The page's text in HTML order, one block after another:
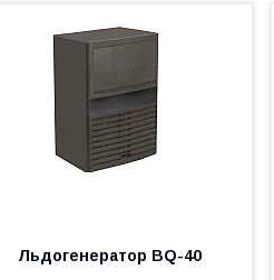
Льдогенератор BQ-40